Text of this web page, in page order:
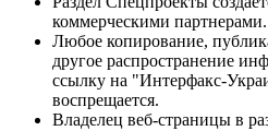
коммерческими партнерами.
Любое копирование,
другое распространение
ссылку на "Интерфакс-
воспрещается.
Владелец веб-страницы в